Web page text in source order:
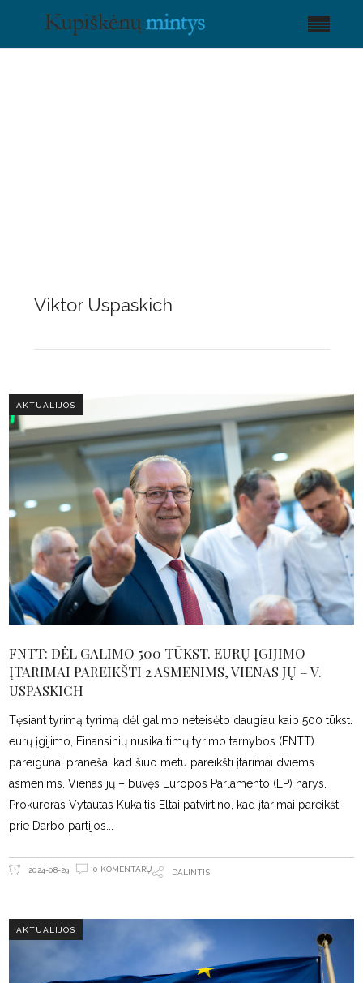
Viktor Uspaskich
AKTUALIJOS
FNTT: DĖL GALIMO 500 TŪKST. EURŲ ĮGIJIMO
ĮTARIMAI PAREIKŠTI 2 ASMENIMS, VIENAS JŲ – V.
USPASKICH
Tęsiant tyrimą tyrimą dėl galimo neteisėto daugiau kaip 500 tūkst.
eurų įgijimo, Finansinių nusikaltimų tyrimo tarnybos (FNTT)
pareigūnai praneša, kad šiuo metu pareikšti įtarimai dviems
asmenims. Vienas jų – buvęs Europos Parlamento (EP) narys.
Prokuroras Vytautas Kukaitis Eltai patvirtino, kad įtarimai pareikšti
prie Darbo partijos
2024-08-29 0 KOMENTARŲ DALINTIS
AKTUALIJOS